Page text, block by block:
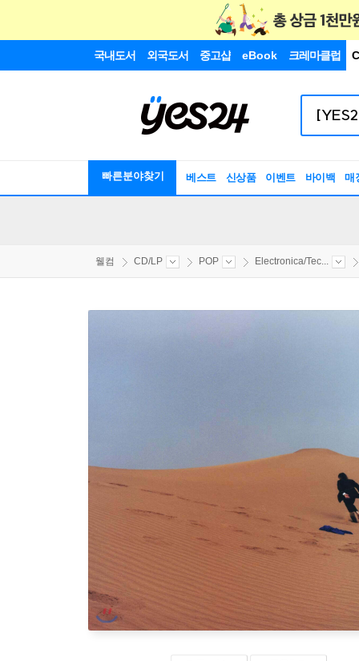
국내도서 외국도서 중고샵 eBook 크레마클럽
빠른분야찾기 베스트 신상품 이벤트 바이백 매
웰컴 CD/LP POP Electronica/Tec...